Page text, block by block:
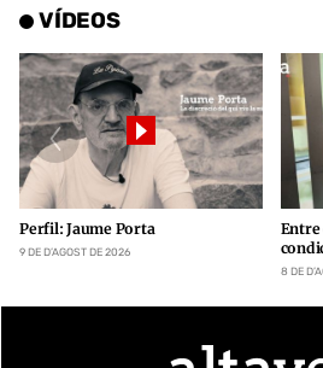
VÍDEOS
Perfil: Jaume Porta
9 DE D’AGOST DE 2026
8 DE